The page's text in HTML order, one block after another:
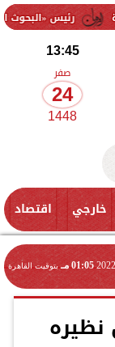
الزراعية» يتفقد محطة
13:45
صفر
24
1448
خارجي اقتصاد
01:05 مـ بتوقيت القاهرة
نظيره